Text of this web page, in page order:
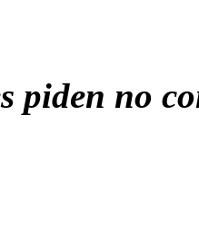
piden no